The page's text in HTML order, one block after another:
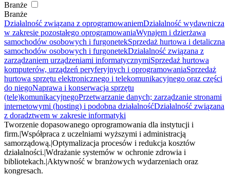
Branże
Branże
Działalność związana z oprogramowaniemDziałalność wydawnicza
w zakresie pozostałego oprogramowaniaWynajem i dzierżawa
samochodów osobowych i furgonetekSprzedaż hurtowa i detaliczna
samochodów osobowych i furgonetekDziałalność związana z
zarządzaniem urządzeniami informatycznymiSprzedaż hurtowa
komputerów, urządzeń peryferyjnych i oprogramowaniaSprzedaż
hurtowa sprzętu elektronicznego i telekomunikacyjnego oraz części
do niegoNaprawa i konserwacja sprzętu
(tele)komunikacyjnegoPrzetwarzanie danych; zarządzanie stronami
internetowymi (hosting) i podobna działalnośćDziałalność związana
z doradztwem w zakresie informatyki
Tworzenie dopasowanego oprogramowania dla instytucji i
firm. Współpraca z uczelniami wyższymi i administracją
samorządową. Optymalizacja procesów i redukcja kosztów
działalności. Wdrażanie systemów w ochronie zdrowia i
bibliotekach. Aktywność w branżowych wydarzeniach oraz
kongresach.